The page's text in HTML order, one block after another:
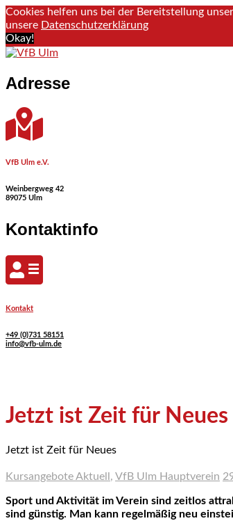
Cookies helfen uns bei der Bereitstellung
unsere Datenschutzerklärung
Okay!
Skip to content
Adresse
VfB Ulm e.V.
Weinbergweg 42
89075 Ulm
Kontaktinfo
Kontakt
+49 (0)731 58151
info@vfb-ulm.de
Jetzt ist Zeit für Neues
Jetzt ist Zeit für Neues
Kursangebote Aktuell , VfB Ulm Hauptverein
Sport und Aktivität im Verein sind zeitlos
sind günstig. Man kann regelmäßig neu